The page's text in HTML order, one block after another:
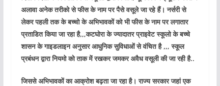
अलावा अनेक तरीको से फीस के नाम पर पैसे वसूले जा रहे हैं। नर्सरी से
लेकर पहली तक के बच्चो के अभिभावकों को भी फीस के नाम पर लगातार
प्रताडित किया जा रहा है,,,कटघोरा के ज्यादातर प्राइवेट स्कूलो के बच्चे
शासन के गाइडलाइन अनुसार आधुनिक सुविधाओं से वंचित है ,,, स्कूल
प्रबंधन द्वारा नियमो को ताक में रखकर जमकर अवैध वसूली की जा रही है..
जिससे अभिभावकों का आक्रोश बढ़ता जा रहा है। राज्य सरकार जहां एक